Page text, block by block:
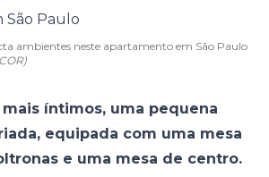
ambientes neste apartamento em São Paulo
íntimos, uma pequena
equipada com uma mesa
e uma mesa de centro.